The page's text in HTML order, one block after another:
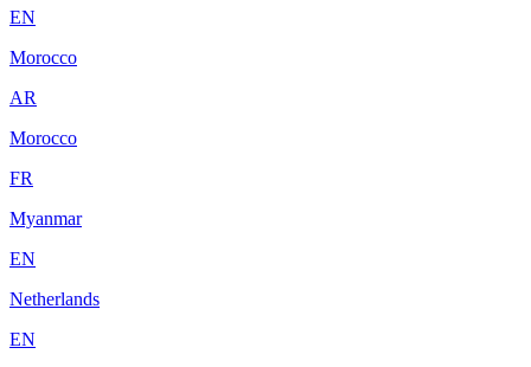
EN
Morocco
AR
Morocco
FR
Myanmar
EN
Netherlands
EN